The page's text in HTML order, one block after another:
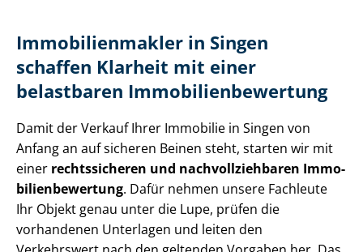
Im­mo­bi­li­en­mak­ler in Singen
schaffen Klarheit mit einer
belastbaren Im­mo­bi­li­en­be­wer­tung
Damit der Verkauf Ihrer Immobilie in Singen von
Anfang an auf sicheren Beinen steht, starten wir mit
einer rechtssicheren und nach­voll­zieh­ba­ren Im­mo­
bi­li­en­be­wer­tung. Dafür nehmen unsere Fachleute
Ihr Objekt genau unter die Lupe, prüfen die
vorhandenen Unterlagen und leiten den